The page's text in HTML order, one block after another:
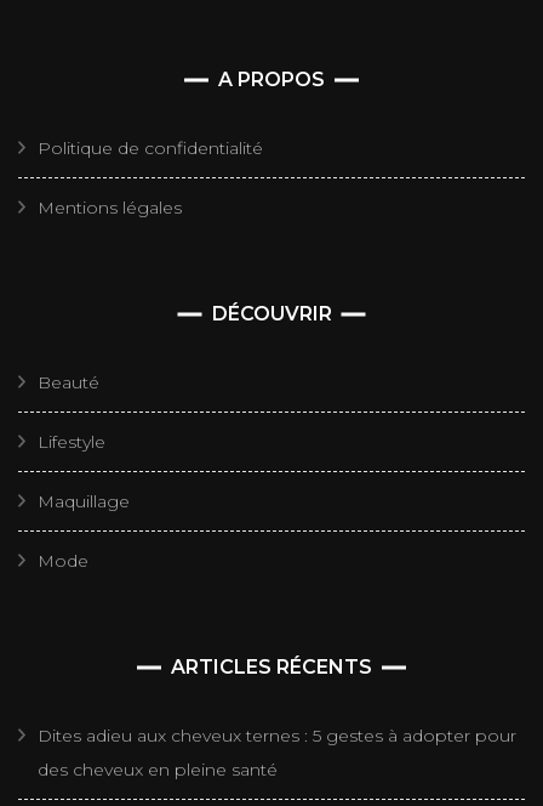
A PROPOS
Politique de confidentialité
Mentions légales
DÉCOUVRIR
Beauté
Lifestyle
Maquillage
Mode
ARTICLES RÉCENTS
Dites adieu aux cheveux ternes : 5 gestes à adopter pour
des cheveux en pleine santé